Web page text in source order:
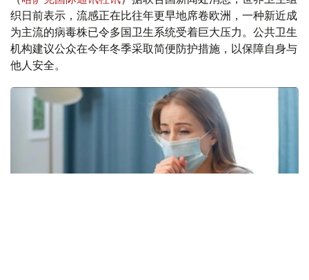
织日前表示，流感正在比往年更早地席卷欧洲，一种新近成
为主流的病毒株已令多国卫生系统受着巨大压力。公共卫生
机构建议公众在今年冬季采取简便防护措施，以保障自身与
他人安全。